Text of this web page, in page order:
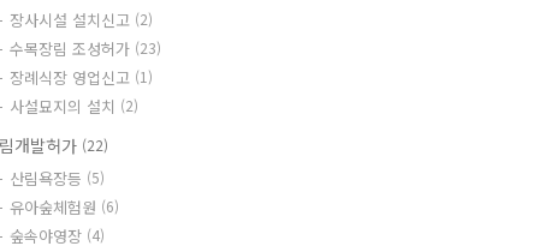
장사시설 설치신고 (2)
수목장림 조성허가 (23)
장례식장 영업신고 (1)
사설묘지의 설치 (2)
개발허가 (22)
산림욕장등 (5)
유아숲체험원 (6)
숲속야영장 (4)